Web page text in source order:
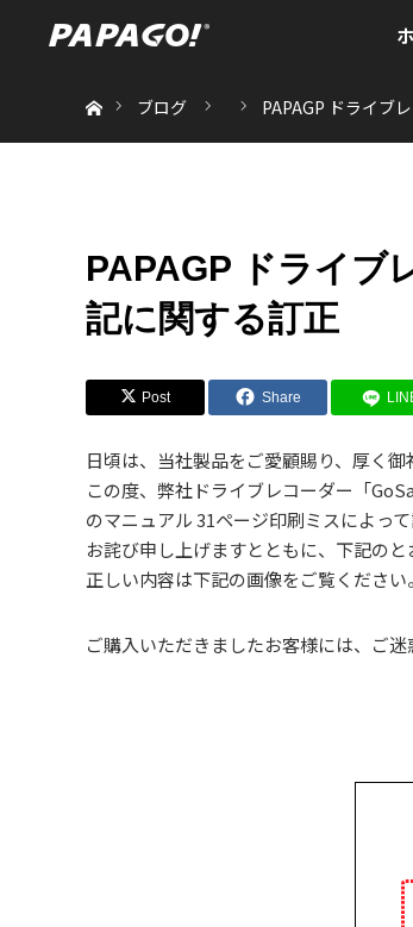
ブログ
PAPAGP ドライブ
PAPAGP ドライブ
記に関する訂正
Post Share
日頃は、当社製品をご愛顧賜り、厚く御
この度、弊社ドライブレコーダー「
のマニュアル 31ページ印刷ミスによっ
お詫び申し上げますとともに、下記のと
正しい内容は下記の画像をご覧ください。
ご購入いただきましたお客様には、ご